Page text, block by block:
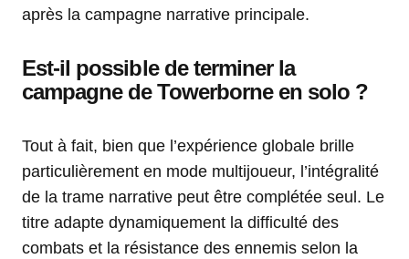
après la campagne narrative principale.
Est-il possible de terminer la
campagne de Towerborne en solo ?
Tout à fait, bien que l’expérience globale brille
particulièrement en mode multijoueur, l’intégralité
de la trame narrative peut être complétée seul. Le
titre adapte dynamiquement la difficulté des
combats et la résistance des ennemis selon la